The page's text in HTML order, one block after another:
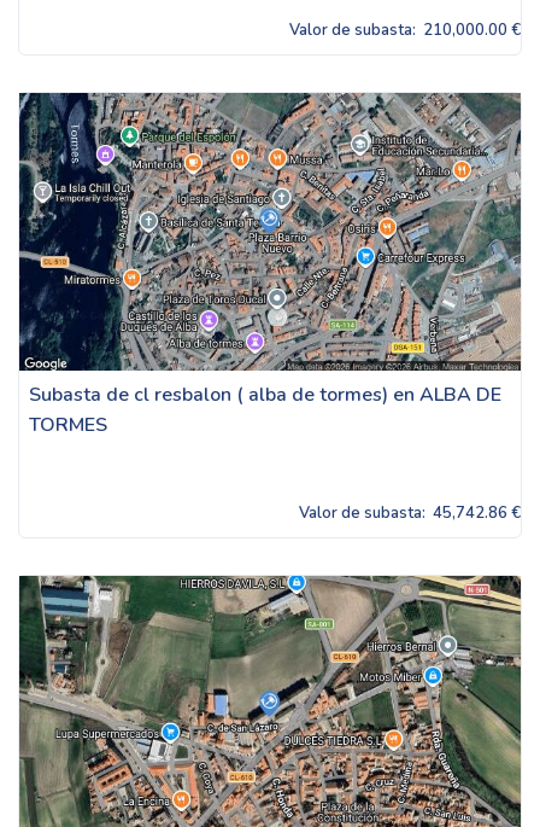
Valor de subasta: 210,000.00 €
Subasta de cl resbalon ( alba de tormes) en ALBA DE
TORMES
Valor de subasta: 45,742.86 €